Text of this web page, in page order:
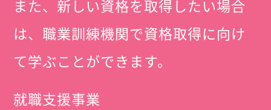
また、新しい資格を取得したい場合
は、職業訓練機関で資格取得に向け
て学ぶことができます。
就職支援事業